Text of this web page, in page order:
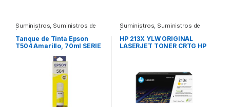
Suministros, Suministros de
Impresión
Tanque de Tinta Epson
T504 Amarillo, 70ml SERIE
Suministros, Suministros de
Impresión
HP 213X YLW ORIGINAL
LASERJET TONER CRTG HP